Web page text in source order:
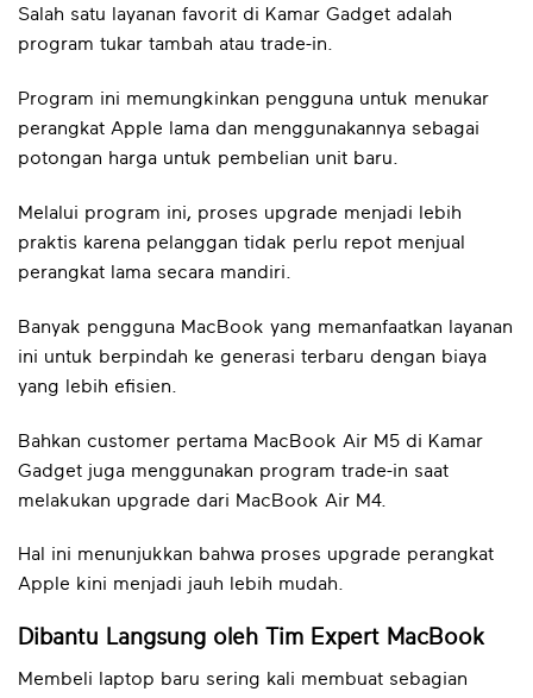
Salah satu layanan favorit di Kamar Gadget adalah
program tukar tambah atau trade-in.
Program ini memungkinkan pengguna untuk menukar
perangkat Apple lama dan menggunakannya sebagai
potongan harga untuk pembelian unit baru.
Melalui program ini, proses upgrade menjadi lebih
praktis karena pelanggan tidak perlu repot menjual
perangkat lama secara mandiri.
Banyak pengguna MacBook yang memanfaatkan layanan
ini untuk berpindah ke generasi terbaru dengan biaya
yang lebih efisien.
Bahkan customer pertama MacBook Air M5 di Kamar
Gadget juga menggunakan program trade-in saat
melakukan upgrade dari MacBook Air M4.
Hal ini menunjukkan bahwa proses upgrade perangkat
Apple kini menjadi jauh lebih mudah.
Dibantu Langsung oleh Tim Expert MacBook
Membeli laptop baru sering kali membuat sebagian